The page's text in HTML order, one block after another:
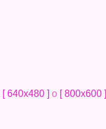
[ 640x480 ] o [ 800x600 ]